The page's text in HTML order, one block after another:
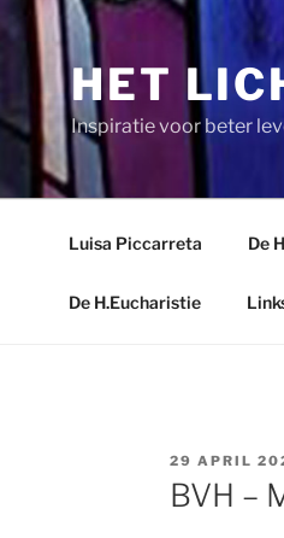
HET
Inspiratie voor beter
Luisa Piccarreta De
De H.Eucharistie
GEPLAATST
OP
29 APRIL
BVH –